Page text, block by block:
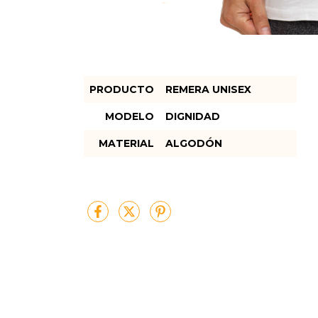
PRODUCTO REMERA UNISEX
MODELO DIGNIDAD
MATERIAL ALGODÓN